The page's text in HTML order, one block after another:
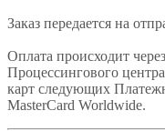
Заказ передается на
Оплата происходит
Процессингового
карт следующих
MasterCard Worldwide.